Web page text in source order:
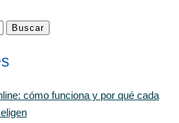
cómo funciona y por qué cada